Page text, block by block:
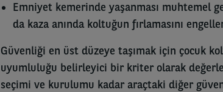
Emniyet kemerinde yaşanması muhtemel
da kaza anında koltuğun fırlamasını
Güvenliği en üst düzeye taşımak için çocuk
uyumluluğu belirleyici bir kriter olarak
seçimi ve kurulumu kadar araçtaki diğer